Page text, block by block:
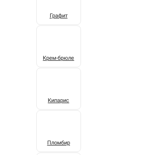
Графит
Крем-брюле
Кипарис
Пломбир